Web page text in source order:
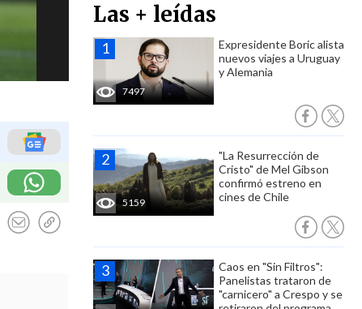
Las + leídas
7497
Expresidente Boric alista
nuevos viajes a Uruguay
y Alemania
5159
"La Resurrección de
Cristo" de Mel Gibson
confirmó estreno en
cines de Chile
Caos en "Sin Filtros":
Panelistas trataron de
"carnicero" a Crespo y se